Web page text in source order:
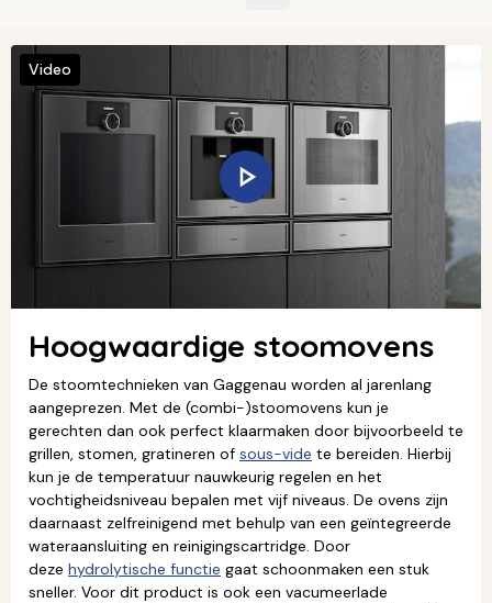
Hoogwaardige stoomovens
De stoomtechnieken van Gaggenau worden al jarenlang
aangeprezen. Met de (combi-)stoomovens kun je
gerechten dan ook perfect klaarmaken door bijvoorbeeld te
grillen, stomen, gratineren of sous-vide te bereiden. Hierbij
kun je de temperatuur nauwkeurig regelen en het
vochtigheidsniveau bepalen met vijf niveaus. De ovens zijn
daarnaast zelfreinigend met behulp van een geïntegreerde
wateraansluiting en reinigingscartridge. Door
deze hydrolytische functie gaat schoonmaken een stuk
sneller. Voor dit product is ook een vacumeerlade
Video